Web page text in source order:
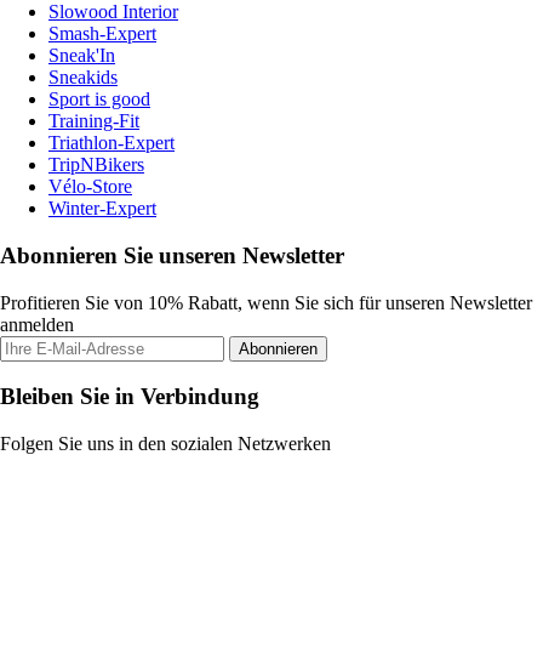
Slowood Interior
Smash-Expert
Sneak'In
Sneakids
Sport is good
Training-Fit
Triathlon-Expert
TripNBikers
Vélo-Store
Winter-Expert
Abonnieren Sie unseren Newsletter
Profitieren Sie von 10% Rabatt, wenn Sie sich für unseren Newsletter
anmelden
Abonnieren
Bleiben Sie in Verbindung
Folgen Sie uns in den sozialen Netzwerken